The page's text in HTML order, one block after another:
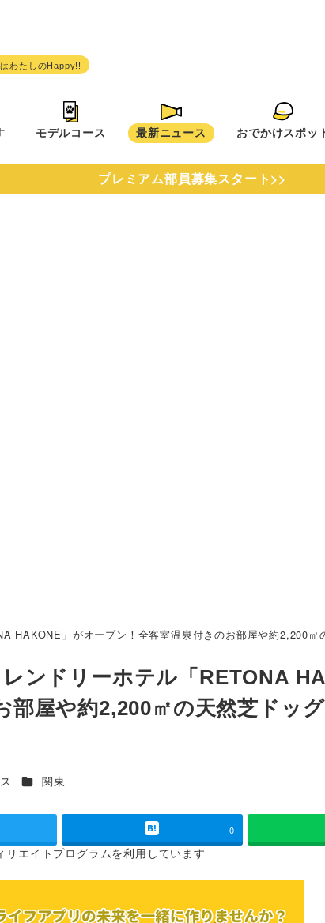
モデルコース 最新ニュース おでかけスポッ
プレミアム部員募集スタート>>
HAKONE」がオープン！全客室温泉付きのお部屋や約2,200
ンドリーホテル「RETONA
部屋や約2,200㎡の天然芝ドッ
カテゴリー
関東
- 0
リエイトプログラムを利用しています